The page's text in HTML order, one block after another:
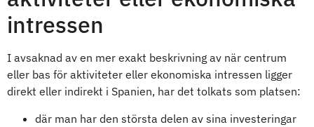
intressen
I avsaknad av en mer exakt beskrivning av när centrum
eller bas för aktiviteter eller ekonomiska intressen ligger
direkt eller indirekt i Spanien, har det tolkats som platsen:
där man har den största delen av sina investeringar